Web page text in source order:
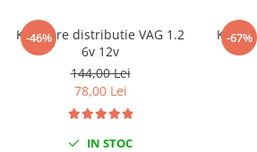
Scule Ajutatoare
Scule De Mana si Unelte
Aparate de nituit si capsat
Capsatoare tapiterie
-46%
Kit fixare distributie VAG 1.2
6v 12v
144,00 Lei
78,00 Lei
IN STOC
-67%
Kit